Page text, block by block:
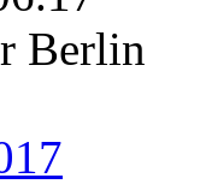
Berlin